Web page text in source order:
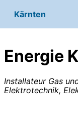
Kärnten
Energie
Installateur Gas
Elektrotechnik,